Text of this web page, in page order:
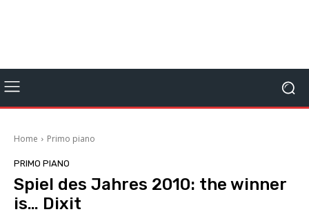
Home Primo piano
PRIMO PIANO
Spiel des Jahres 2010: the winner
is… Dixit